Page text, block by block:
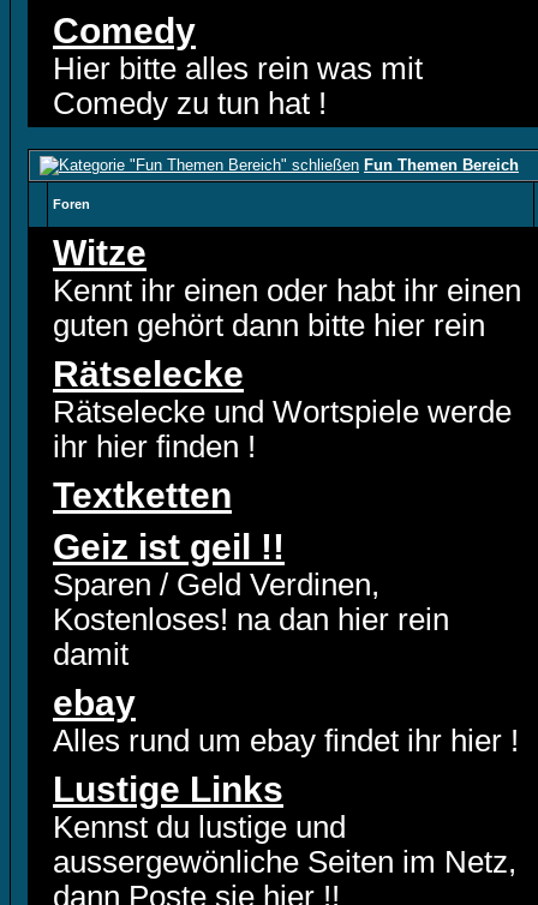
Comedy
Hier bitte alles rein was mit
Comedy zu tun hat !
Fun Themen Bereich
Foren
Witze
Kennt ihr einen oder habt ihr einen
guten gehört dann bitte hier rein
Rätselecke
Rätselecke und Wortspiele werde
ihr hier finden !
Textketten
Geiz ist geil !!
Sparen / Geld Verdinen,
Kostenloses! na dan hier rein
damit
ebay
Alles rund um ebay findet ihr hier !
Lustige Links
Kennst du lustige und
aussergewönliche Seiten im Netz,
dann Poste sie hier !!